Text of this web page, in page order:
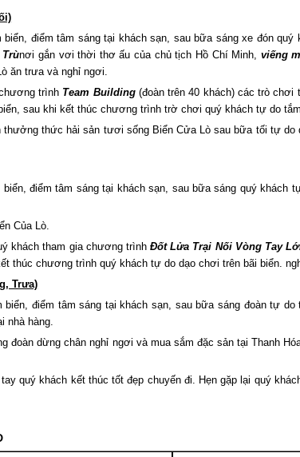
điểm tâm sáng tại khách sạn, sau bữa sáng xe đón quý
Trùnơi gắn vơi thời thơ ấu của chủ tịch Hồ Chí Minh, viếng
ăn trưa và nghỉ ngơi.
trình Team Building(đoàn trên 40 khách) các trò chơi
sau khi kết thúc chương trình trờ chơi quý khách tự do
thưởng thức hải sản tươi sống Biển Cửa Lò sau bữa tối tự do
điểm tâm sáng tại khách sạn, sau bữa sáng quý khách
Của Lò.
khách tham gia chương trìnhĐốt Lửa Trại Nối Vòng Tay
thúc chương trình quý khách tự do dạo chơi trên bãi biển.
Trưa)
điểm tâm sáng tại khách sạn, sau bữa sáng đoàn tự do
nhà hàng.
đoàn dừng chân nghỉ ngơi và mua sắm đặc sản tại Thanh
quý khách kết thúc tốt đẹp chuyến đi. Hẹn gặp lại quý